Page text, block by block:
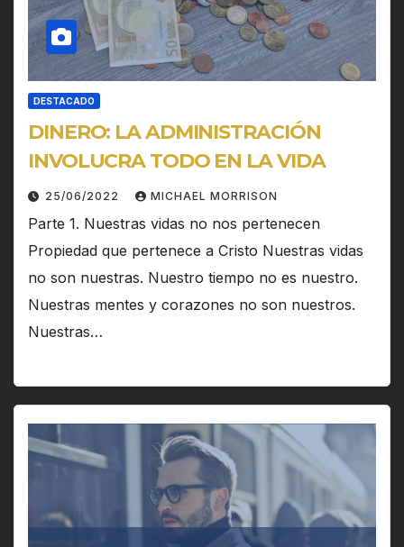
DESTACADO
DINERO: LA ADMINISTRACIÓN
INVOLUCRA TODO EN LA VIDA
25/06/2022 MICHAEL MORRISON
Parte 1. Nuestras vidas no nos pertenecen
Propiedad que pertenece a Cristo Nuestras vidas
no son nuestras. Nuestro tiempo no es nuestro.
Nuestras mentes y corazones no son nuestros.
Nuestras…